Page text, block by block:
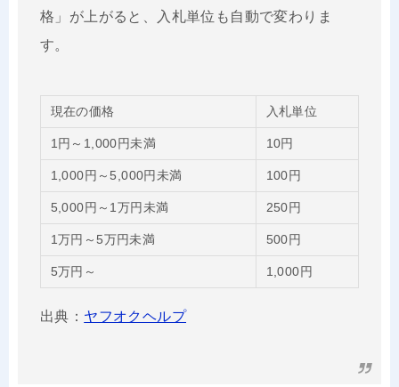
格」が上がると、入札単位も自動で変わりま
す。
現在の価格 入札単位
1円～1,000円未満 10円
1,000円～5,000円未満 100円
5,000円～1万円未満 250円
1万円～5万円未満 500円
5万円～ 1,000円
出典： ヤフオクヘルプ